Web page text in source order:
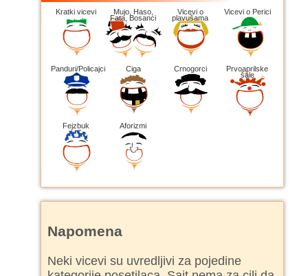
Kratki vicevi Mujo, Haso,
Fata, Bosanci
Vicevi o
plavušama
Vicevi o Perici
Panduri/Policajci Ciga Crnogorci Prvoaprilske
šale
Fejzbuk Aforizmi
Napomena
Neki vicevi su uvredljivi za pojedine